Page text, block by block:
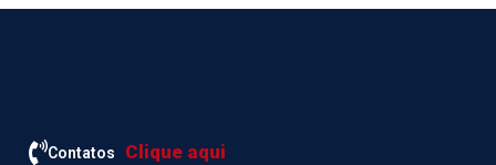
Contatos Clique aqui